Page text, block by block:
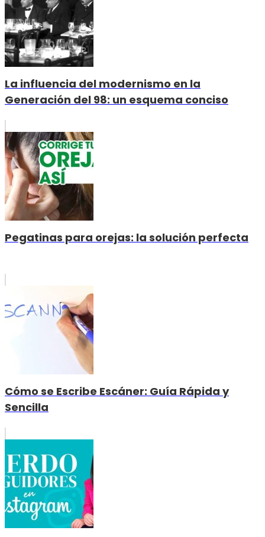
La influencia del modernismo en la
Generación del 98: un esquema conciso
Pegatinas para orejas: la solución perfecta
Cómo se Escribe Escáner: Guía Rápida y
Sencilla